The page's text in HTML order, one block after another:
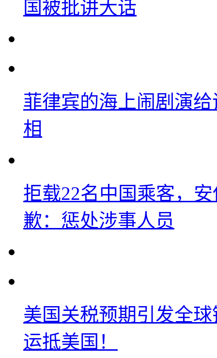
国被批讲大话
菲律宾的海上闹剧演
相
拒载22名中国乘客，
歉：惩处涉事人员
美国关税预期引发全
运抵美国！